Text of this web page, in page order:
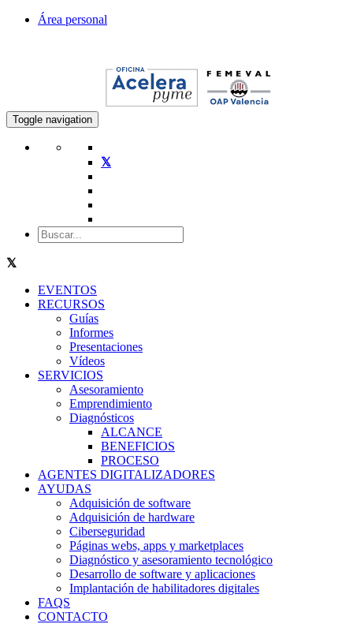
Área personal
Toggle navigation
EVENTOS
RECURSOS
Guías
Informes
Presentaciones
Vídeos
SERVICIOS
Asesoramiento
Emprendimiento
Diagnósticos
ALCANCE
BENEFICIOS
PROCESO
AGENTES DIGITALIZADORES
AYUDAS
Adquisición de software
Adquisición de hardware
Ciberseguridad
Páginas webs, apps y marketplaces
Diagnóstico y asesoramiento tecnológico
Desarrollo de software y aplicaciones
Implantación de habilitadores digitales
FAQS
CONTACTO